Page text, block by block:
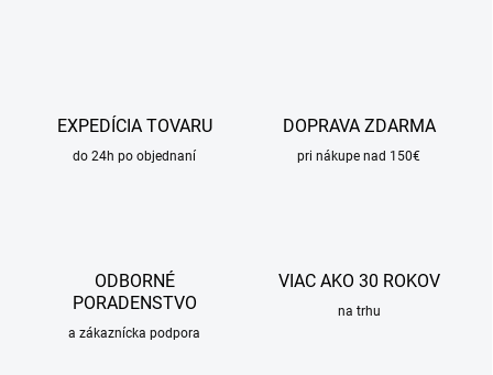
EXPEDÍCIA TOVARU
do 24h po objednaní
DOPRAVA ZDARMA
pri nákupe nad 150€
ODBORNÉ
PORADENSTVO
a zákaznícka podpora
VIAC AKO 30 ROKOV
na trhu